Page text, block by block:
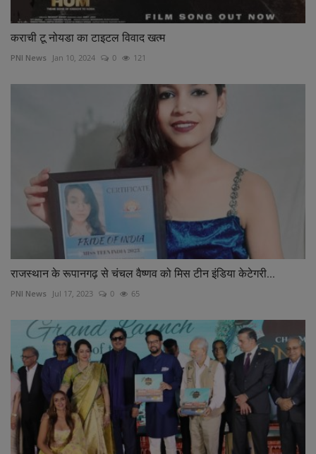
कराची टू नोयडा का टाइटल विवाद खत्म
PNI News Jan 10, 2024 0 121
राजस्थान के रूपानगढ़ से चंचल वैष्णव को मिस टीन इंडिया केटेगरी...
PNI News Jul 17, 2023 0 65